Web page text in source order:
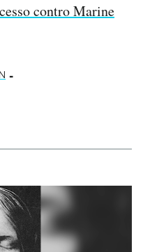
contro Marine
-